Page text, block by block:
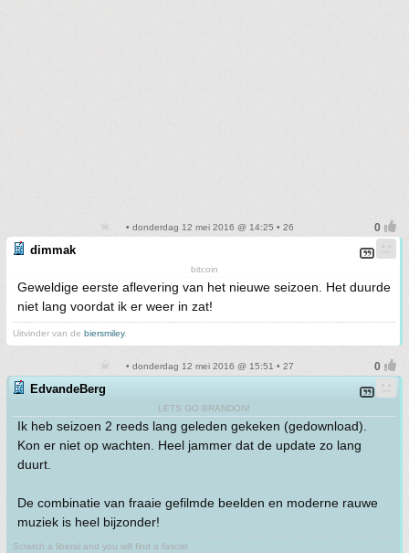
• donderdag 12 mei 2016 @ 14:25 • 26
dimmak
bitcoin
Geweldige eerste aflevering van het nieuwe seizoen. Het duurde
niet lang voordat ik er weer in zat!
Uitvinder van de biersmiley.
• donderdag 12 mei 2016 @ 15:51 • 27
EdvandeBerg
LETS GO BRANDON!
Ik heb seizoen 2 reeds lang geleden gekeken (gedownload).
Kon er niet op wachten. Heel jammer dat de update zo lang
duurt.
De combinatie van fraaie gefilmde beelden en moderne rauwe
muziek is heel bijzonder!
Scratch a liberal and you will find a fascist